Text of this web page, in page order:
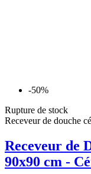
-50%
Rupture de stock
Receveur de douche
Receveur de
90x90 cm -